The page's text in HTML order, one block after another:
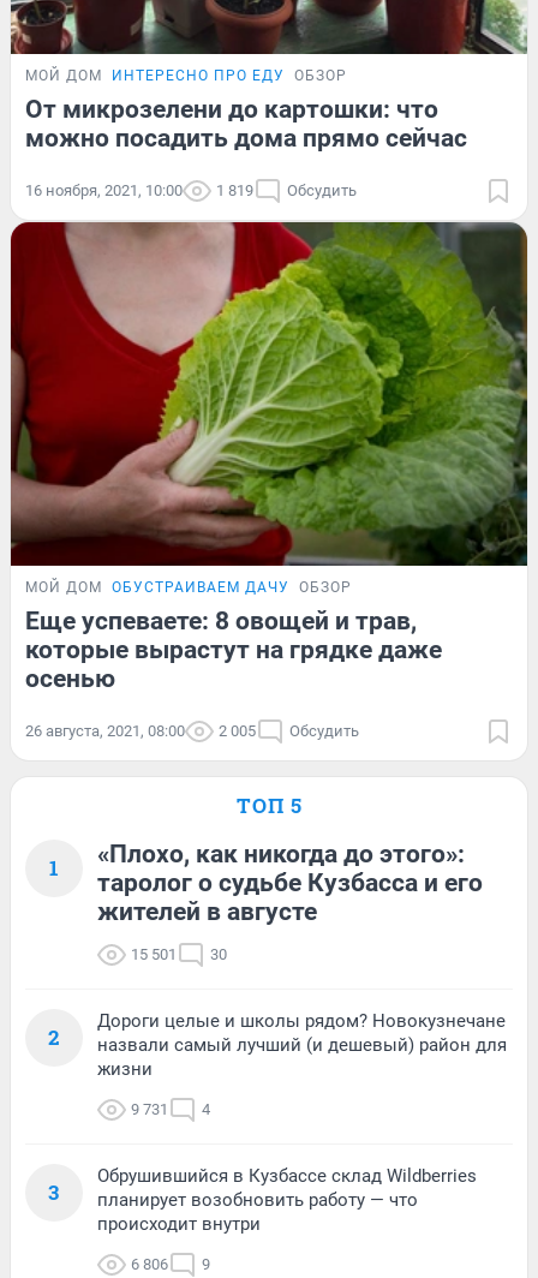
МОЙ ДОМ ИНТЕРЕСНО ПРО ЕДУ ОБЗОР
От микрозелени до картошки: что
можно посадить дома прямо сейчас
16 ноября, 2021, 10:00 1 819 Обсудить
МОЙ ДОМ ОБУСТРАИВАЕМ ДАЧУ ОБЗОР
Еще успеваете: 8 овощей и трав,
которые вырастут на грядке даже
осенью
26 августа, 2021, 08:00 2 005 Обсудить
ТОП 5
1
«Плохо, как никогда до этого»:
таролог о судьбе Кузбасса и его
жителей в августе
15 501 30
2
Дороги целые и школы рядом? Новокузнечане
назвали самый лучший (и дешевый) район для
жизни
9 731 4
3
Обрушившийся в Кузбассе склад Wildberries
планирует возобновить работу — что
происходит внутри
6 806 9